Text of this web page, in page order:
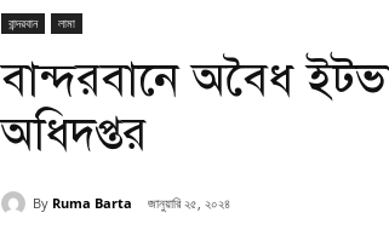
বান্দরবান লামা
বান্দরবানে অবৈধ
অধিদপ্তর
By Ruma Barta জানুয়ারি ২৫, ২০২৪